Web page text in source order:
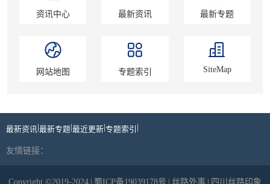
资讯中心 最新资讯 最新专题
网站地图 专题索引 SiteMap
最新资讯 最新专题 最近更新 专题索引
友情链接：
Copyright ©2019-2024 蜀ICP备19039178号 丝路外事 四川丝路印象